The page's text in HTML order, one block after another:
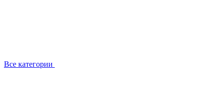
Все категории